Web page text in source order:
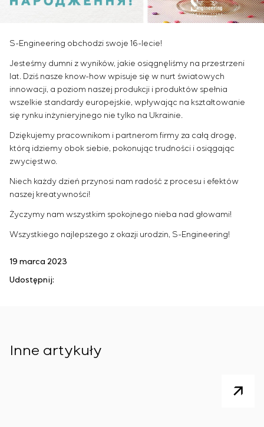
Zarządzanie projektami
Usługi doradcze
późniejszą certyfikacją urządzeń rozdzielczych o
szczególnych wymaganiach dotyczących
niezawodności, jakości i warunków eksploatacji
Opracowanie modeli matematycznych obiektów
Opracowanie specjalnych algorytmów
optymalnego i gwarantowanego sterowania z
późniejszym uruchomieniem na obiekcie
Opracowanie systemów sterowania o
niestandardowej strukturze kaskadowej i
wielopoziomowej z parametrami konfiguracyjnymi
Audyt energetyczny
Infrastruktura
Filtry lokalne
Zasuwy nożowe
Zawory przełączające
Weterani
S-Engineering obchodzi swoje 16-lecie!
Jesteśmy dumni z wyników, jakie osiągnęliśmy na przestrzeni
lat. Dziś nasze know-how wpisuje się w nurt światowych
innowacji, a poziom naszej produkcji i produktów spełnia
wszelkie standardy europejskie, wpływając na kształtowanie
się rynku inżynieryjnego nie tylko na Ukrainie.
Dziękujemy pracownikom i partnerom firmy za całą drogę,
którą idziemy obok siebie, pokonując trudności i osiągając
zwycięstwo.
Niech każdy dzień przynosi nam radość z procesu i efektów
naszej kreatywności!
Życzymy nam wszystkim spokojnego nieba nad głowami!
Wszystkiego najlepszego z okazji urodzin, S-Engineering!
19 marca 2023
Udostępnij:
Inne artykuły